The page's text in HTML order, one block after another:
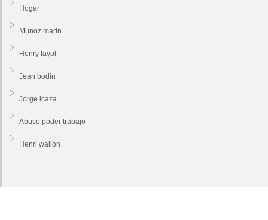
Hogar
Munoz marin
Henry fayol
Jean bodin
Jorge icaza
Abuso poder trabajo
Henri wallon